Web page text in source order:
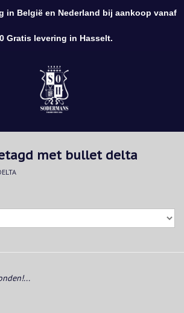
met bullet delta
België en Nederland bij aankoop vanaf
Gratis levering in Hasselt.